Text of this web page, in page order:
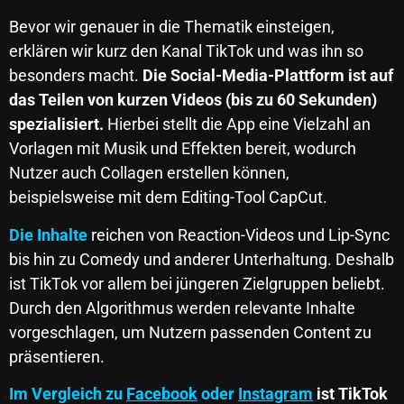
Bevor wir genauer in die Thematik einsteigen,
erklären wir kurz den Kanal TikTok und was ihn so
besonders macht. Die Social-Media-Plattform ist auf
das Teilen von kurzen Videos (bis zu 60 Sekunden)
spezialisiert. Hierbei stellt die App eine Vielzahl an
Vorlagen mit Musik und Effekten bereit, wodurch
Nutzer auch Collagen erstellen können,
beispielsweise mit dem Editing-Tool CapCut.
Die Inhalte reichen von Reaction-Videos und Lip-Sync
bis hin zu Comedy und anderer Unterhaltung. Deshalb
ist TikTok vor allem bei jüngeren Zielgruppen beliebt.
Durch den Algorithmus werden relevante Inhalte
vorgeschlagen, um Nutzern passenden Content zu
präsentieren.
Im Vergleich zu Facebookoder Instagram ist TikTok